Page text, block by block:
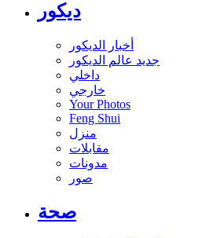
ديكور
أخبار الديكور
جديد عالم الديكور
داخلي
خارجي
Your Photos
Feng Shui
منزل
مقابلات
مدونات
صور
صحة